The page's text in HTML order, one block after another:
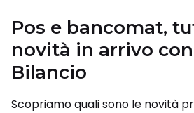
Pos e bancomat,
novità in arrivo
Bilancio
Scopriamo quali sono le novità